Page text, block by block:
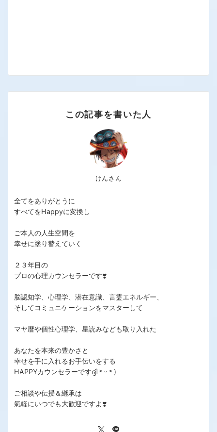
この記事を書いた人
けんさん
全てをありがとうに
すべてをHappyに変換し
ご本人の人生空間を
幸せに塗り替えていく
２３年目の
プロの心理カウンセラーです❣️
脳認知学、心理学、潜在意識、言霊エネルギー、
そしてコミュニケーションをマスターして
マヤ暦や個性心理学、星読みなども取り入れた
あなたを本来の豊かさと
幸せを手に入れるお手伝いをする
HAPPYカウンセラーですദ്ദി ˃ ᵕ ˂ )
ご相談や伝授＆継承は
氣軽にいつでも大歓迎ですよ❣️